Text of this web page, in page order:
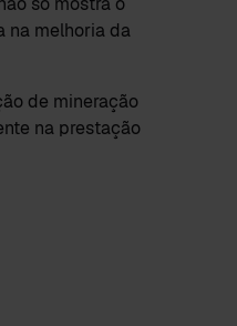
na melhoria da
de mineração
na prestação